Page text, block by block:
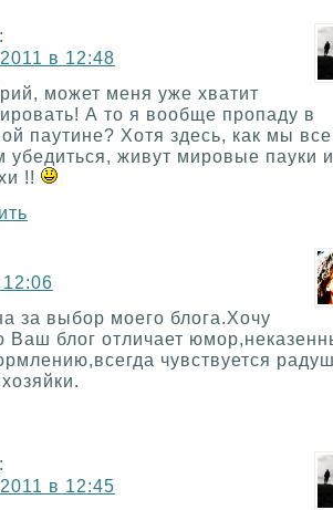
:
в 12:48
может меня уже хватит
А то я вообще пропаду в
паутине? Хотя здесь, как мы все
убедиться, живут мировые пауки и
!!
за выбор моего блога.Хочу
Ваш блог отличает
чувствуется
:
в 12:45